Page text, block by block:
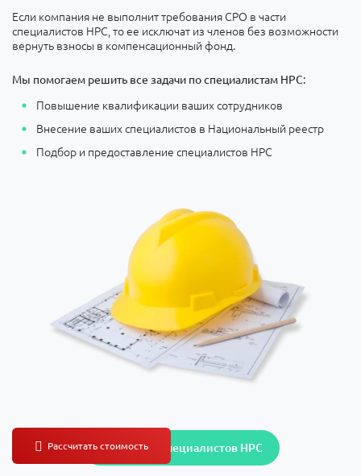
Если компания не выполнит требования СРО в части
специалистов НРС, то ее исключат из членов без возможности
вернуть взносы в компенсационный фонд.
Подобрать специалистов НРС
Мы помогаем решить все задачи по специалистам НРС:
Повышение квалификации ваших сотрудников
Внесение ваших специалистов в Национальный реестр
Подбор и предоставление специалистов НРС